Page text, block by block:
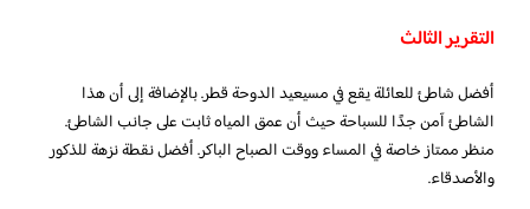
التقرير الثالث
أفضل شاطئ للعائلة يقع في مسيعيد الدوحة قطر. بالإضافة إلى أن هذا
الشاطئ آمن جدًا للسباحة حيث أن عمق المياه ثابت على جانب الشاطئ.
منظر ممتاز خاصة في المساء ووقت الصباح الباكر. أفضل نقطة نزهة للذكور
والأصدقاء.